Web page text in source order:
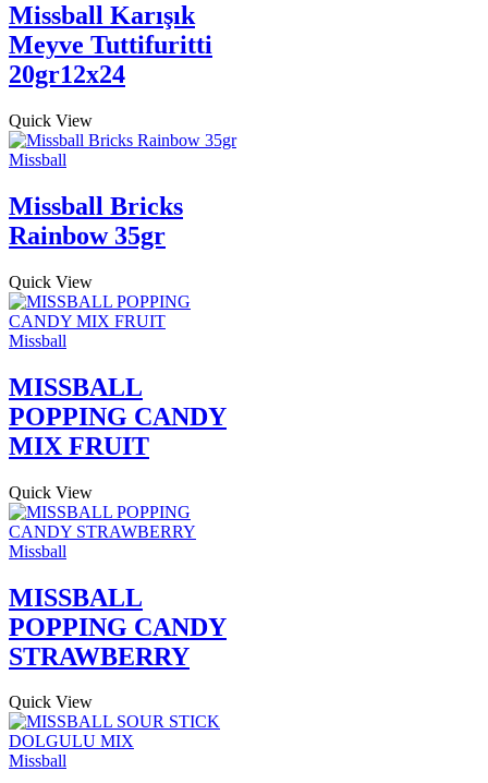
Missball Karışık
Meyve Tuttifuritti
20gr12x24
Quick View
Missball
Missball Bricks
Rainbow 35gr
Quick View
Missball
MISSBALL
POPPING CANDY
MIX FRUIT
Quick View
Missball
MISSBALL
POPPING CANDY
STRAWBERRY
Quick View
Missball